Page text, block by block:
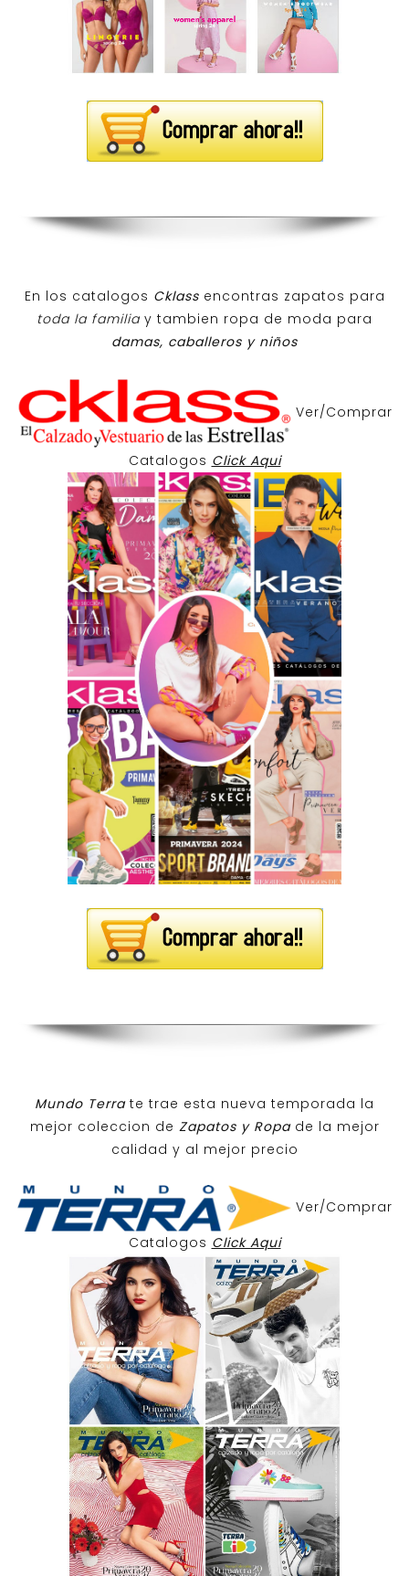
En los catalogos Cklass encontras zapatos para
toda la familiay tambien ropa de moda para
damas, caballeros y niños
Ver/Comprar
Catalogos Click Aqui
Mundo Terra te trae esta nueva temporada la
mejor coleccion de Zapatos y Ropa de la mejor
calidad y al mejor precio
Ver/Comprar
Catalogos Click Aqui